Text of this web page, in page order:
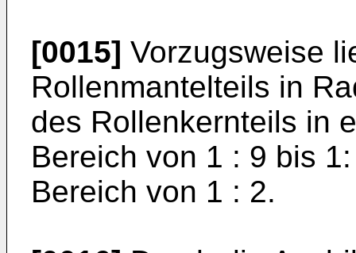
[0015] Vorzugsweise
Rollenmantelteils in
des Rollenkernteils in
Bereich von 1 : 9 bis
Bereich von 1 : 2.